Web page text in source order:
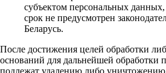
субъектом персональных
срок не предусмотрен
Беларусь.
После достижения целей обработки
оснований для дальнейшей обработки
подлежат удалению либо